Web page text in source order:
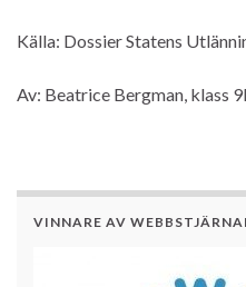
Källa: Dossier Statens
Av: Beatrice Bergman, klass
VINNARE AV